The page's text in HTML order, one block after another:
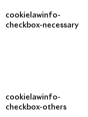
cookielawinfo-
checkbox-necessary
cookielawinfo-
checkbox-others